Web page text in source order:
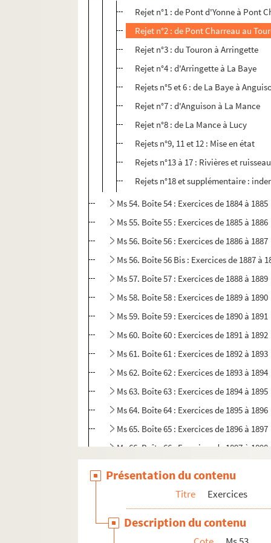
Rejet n°1 : de Pont d'Yonne à Pont
Rejet n°2 : de Pont Charreau au
Rejet n°3 : du Touron à Arringette
Rejet n°4 : d'Arringette à La Baye
Rejets n°5 et 6 : de La Baye à
Rejet n°7 : d'Anguison à La Mance
Rejet n°8 : de La Mance à Lucy
Rejets n°9, 11 et 12 : Mise en état
Rejets n°13 à 17 : Rivières et
Rejets n°18 et supplémentaire :
Ms 54. Boîte 54 : Exercices de 1884 à 1885
Ms 55. Boîte 55 : Exercices de 1885 à 1886
Ms 56. Boîte 56 : Exercices de 1886 à 1887
Ms 56. Boîte 56 Bis : Exercices de 1887 à
Ms 57. Boîte 57 : Exercices de 1888 à 1889
Ms 58. Boîte 58 : Exercices de 1889 à 1890
Ms 59. Boîte 59 : Exercices de 1890 à 1891
Ms 60. Boîte 60 : Exercices de 1891 à 1892
Ms 61. Boîte 61 : Exercices de 1892 à 1893
Ms 62. Boîte 62 : Exercices de 1893 à 1894
Ms 63. Boîte 63 : Exercices de 1894 à 1895
Ms 64. Boîte 64 : Exercices de 1895 à 1896
Ms 65. Boîte 65 : Exercices de 1896 à 1897
Ms 66. Boîte 66 : Exercices de 1897 à 1898
Ms 70. Boîte 70 : Exercices de 1901 à 1902
Présentation du contenu
Titre Exercices
Description du contenu